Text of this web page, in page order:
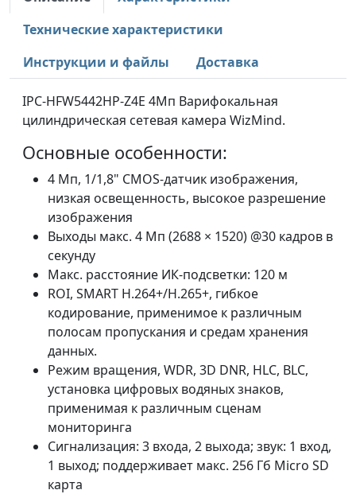
Технические характеристики
Инструкции и файлы
Доставка
IPC-HFW5442HP-Z4E 4Мп Варифокальная
цилиндрическая сетевая камера WizMind.
Основные особенности:
4 Мп, 1/1,8" CMOS-датчик изображения,
низкая освещенность, высокое разрешение
изображения
Выходы макс. 4 Мп (2688 × 1520) @30 кадров в
секунду
Макс. расстояние ИК-подсветки: 120 м
ROI, SMART H.264+/H.265+, гибкое
кодирование, применимое к различным
полосам пропускания и средам хранения
данных.
Режим вращения, WDR, 3D DNR, HLC, BLC,
установка цифровых водяных знаков,
применимая к различным сценам
мониторинга
Сигнализация: 3 входа, 2 выхода; звук: 1 вход,
1 выход; поддерживает макс. 256 Гб Micro SD
карта